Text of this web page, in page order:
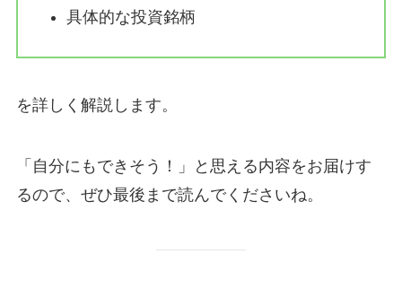
具体的な投資銘柄
を詳しく解説します。
「自分にもできそう！」と思える内容をお届けす
るので、ぜひ最後まで読んでくださいね。